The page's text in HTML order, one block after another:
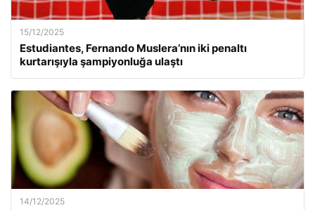
15/12/2025
Estudiantes, Fernando Muslera’nın iki penaltı
kurtarışıyla şampiyonluğa ulaştı
14/12/2025